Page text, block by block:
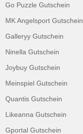
Go Puzzle Gutschein
MK Angelsport Gutschein
Galleryy Gutschein
Ninella Gutschein
Joybuy Gutschein
Meinspiel Gutschein
Quantis Gutschein
Likeanna Gutschein
Gportal Gutschein